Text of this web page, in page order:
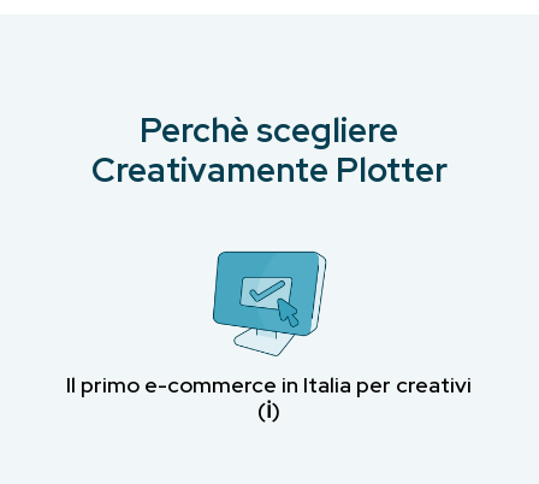
Perchè scegliere
Creativamente Plotter
Il primo e-commerce in Italia per creativi
(ℹ︎)